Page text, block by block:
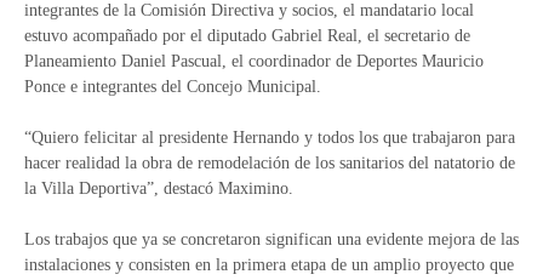
integrantes de la Comisión Directiva y socios, el mandatario local
estuvo acompañado por el diputado Gabriel Real, el secretario de
Planeamiento Daniel Pascual, el coordinador de Deportes Mauricio
Ponce e integrantes del Concejo Municipal.
“Quiero felicitar al presidente Hernando y todos los que trabajaron para
hacer realidad la obra de remodelación de los sanitarios del natatorio de
la Villa Deportiva”, destacó Maximino.
Los trabajos que ya se concretaron significan una evidente mejora de las
instalaciones y consisten en la primera etapa de un amplio proyecto que